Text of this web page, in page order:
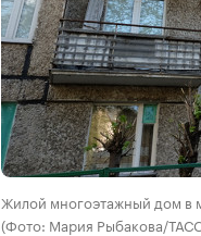
Жилой многоэтажный дом в
(Фото: Мария Рыбакова/